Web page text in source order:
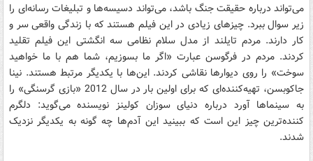
می‌تواند درباره حقیقت جنگ باشد، می‌تواند دسیسه‌ها و تبلیغات رسانه‌ای را
زیر سوال ببرد. چیزهای زیادی در این فیلم هستند که با زندگی واقعی سر و
کار دارند. مردم تایلند از مدل سلام نظامی سه انگشتی این فیلم تقلید
کردند. مردم در فرگوسن عبارت «اگر ما بسوزیم،‌ شما هم با ما خواهید
سوخت» را روی دیوارها نقاشی کردند. این‌ها با یکدیگر مرتبط هستند. نینا
جاکوبسن، تهیه‌کننده‌ای که برای اولین بار در سال 2012 «بازی گرسنگی» را
به سینماها آورد درباره دنیای سوزان کولینز نویسنده می‌گوید: دلگرم
کننده‌ترین چیز این است که ببینید این آدم‌ها چه گونه به یکدیگر نزدیک
شدند.